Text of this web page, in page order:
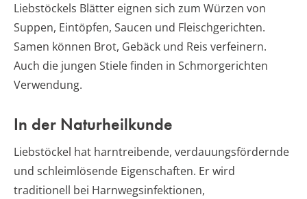
Liebstöckels Blätter eignen sich zum Würzen von
Suppen, Eintöpfen, Saucen und Fleischgerichten.
Samen können Brot, Gebäck und Reis verfeinern.
Auch die jungen Stiele finden in Schmorgerichten
Verwendung.
In der Naturheilkunde
Liebstöckel hat harntreibende, verdauungsfördernde
und schleimlösende Eigenschaften. Er wird
traditionell bei Harnwegsinfektionen,